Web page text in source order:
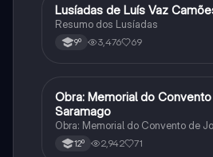
Português
Lusíadas de Luís Vaz
Resumo dos Lusíadas
9º 3,476 69
Português
Obra: Memorial do
Saramago
Obra: Memorial do Convento de
12º 2,942 71